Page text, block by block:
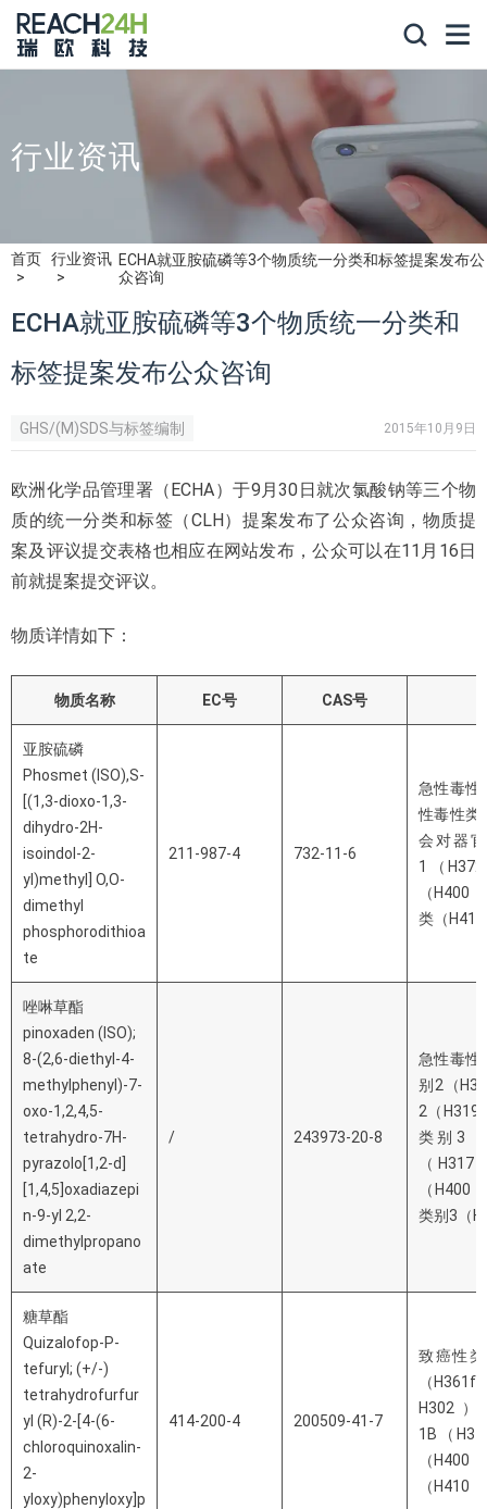
行业资讯
首页 行业资讯 ECHA就亚胺硫磷等3个物质统一分类和标签提案发布公
众咨询
ECHA就亚胺硫磷等3个物质统一分类和
标签提案发布公众咨询
GHS/(M)SDS与标签编制 2015年10月9日
欧洲化学品管理署（ECHA）于9月30日就次氯酸钠等三个物
质的统一分类和标签（CLH）提案发布了公众咨询，物质提
案及评议提交表格也相应在网站发布，公众可以在11月16日
前就提案提交评议。
物质详情如下：
物质名称 EC号 CAS号
亚胺硫磷
Phosmet (ISO),S-
[(1,3-dioxo-1,3-
dihydro-2H-
isoindol-2-
yl)methyl] O,O-
dimethyl
phosphorodithioa
te
211-987-4 732-11-6
急性毒性
性毒性类
会对器
1（
（H400
类（
唑啉草酯
pinoxaden (ISO);
8-(2,6-diethyl-4-
methylphenyl)-7-
oxo-1,2,4,5-
tetrahydro-7H-
pyrazolo[1,2-d]
[1,4,5]oxadiazepi
n-9-yl 2,2-
dimethylpropano
ate
/ 243973-20-8
急性毒性
别2（
2（H319
类别3
（
（H400
类别3（
糖草酯
Quizalofop-P-
tefuryl; (+/-)
tetrahydrofurfur
yl (R)-2-[4-(6-
chloroquinoxalin-
2-
yloxy)phenyloxy]p
414-200-4 200509-41-7
致癌性
（
H302
1B（
（H400
（H410